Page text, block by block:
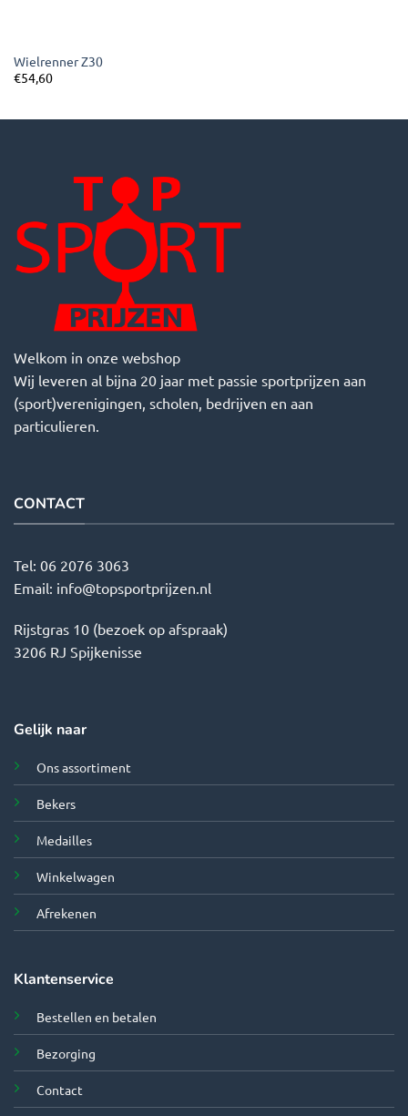
Wielrenner Z30
€54,60
Welkom in onze webshop
Wij leveren al bijna 20 jaar met passie sportprijzen aan
(sport)verenigingen, scholen, bedrijven en aan
particulieren.
CONTACT
Tel: 06 2076 3063
Email: info@topsportprijzen.nl
Rijstgras 10 (bezoek op afspraak)
3206 RJ Spijkenisse
Gelijk naar
Ons assortiment
Bekers
Medailles
Winkelwagen
Afrekenen
Klantenservice
Bestellen en betalen
Bezorging
Contact